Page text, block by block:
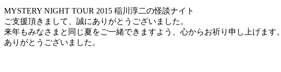
MYSTERY NIGHT TOUR 2015 稲川淳二の怪談ナイト
ご支援頂きまして、誠にありがとうございました。
来年もみなさまと同じ夏をご一緒できますよう、心からお祈り申し上げます。
ありがとうございました。